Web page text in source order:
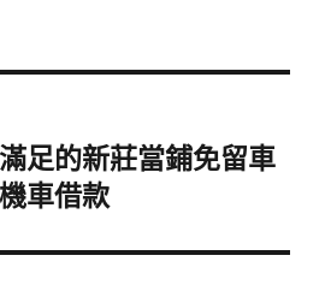
足的新莊當鋪免留車
車借款